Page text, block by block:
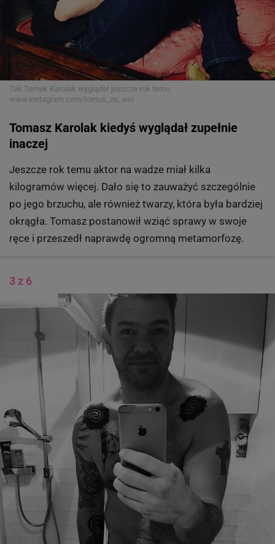
Tak Tomek Karolak wyglądał jeszcze rok temu
www.instagram.com/tomus_ze_wsi
Tomasz Karolak kiedyś wyglądał zupełnie
inaczej
Jeszcze rok temu aktor na wadze miał kilka
kilogramów więcej. Dało się to zauważyć szczególnie
po jego brzuchu, ale również twarzy, która była bardziej
okrągła. Tomasz postanowił wziąć sprawy w swoje
ręce i przeszedł naprawdę ogromną metamorfozę.
3 z 6